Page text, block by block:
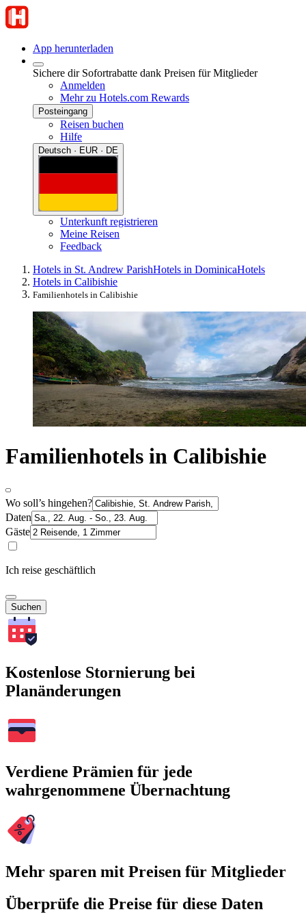
App herunterladen
Sichere dir Sofortrabatte dank Preisen für Mitglieder
Anmelden
Mehr zu Hotels.com Rewards
Posteingang
Reisen buchen
Hilfe
Deutsch · EUR · DE
Unterkunft registrieren
Meine Reisen
Feedback
Hotels in St. Andrew ParishHotels in DominicaHotels
Hotels in Calibishie
Familienhotels in Calibishie
Familienhotels in Calibishie
Wo soll’s hingehen?
Daten
Gäste
Ich reise geschäftlich
Suchen
Kostenlose Stornierung bei
Planänderungen
Verdiene Prämien für jede
wahrgenommene Übernachtung
Mehr sparen mit Preisen für Mitglieder
Überprüfe die Preise für diese Daten